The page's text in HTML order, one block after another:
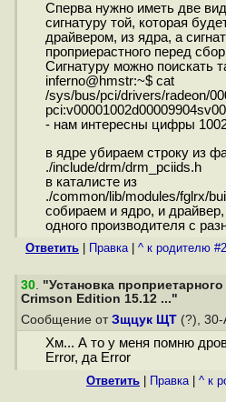
Сперва нужно иметь две
сигнатуру той, которая
драйвером, из ядра, а
проприерастного перед
Сигнатуру можно поискать
inferno@hmstr:~$ cat
/sys/bus/pci/drivers/radeon/
- нам интересны цифры
в ядре убираем строку из
./include/drm/drm_pciids.h
в каталисте из
./common/lib/modules/fglrx/
собираем и ядро, и
одного производителя с
Ответить Правка| ^ к родителю
30. "Установка
Crimson Edition 15.12 ..."
Сообщение от Зщцук ЩТ (?), 30-
Хм... А то у меня помню
Error, да Error
Ответить Правка| ^ к